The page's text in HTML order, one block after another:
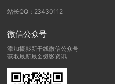
站长QQ：23430112
微信公众号
添加摄影新干线微信公众号
获取最新最全摄影资讯